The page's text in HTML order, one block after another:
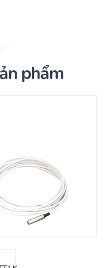
cho toà nhà (BMS)
thiết bị HVAC
phẩm